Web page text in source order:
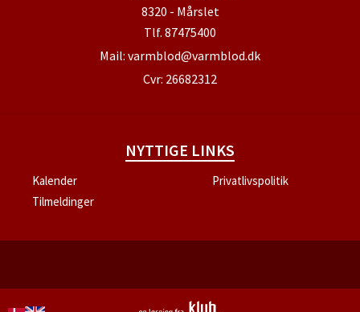
8320 - Mårslet
Tlf. 87475400
Mail: varmblod@varmblod.dk
Cvr: 26682312
NYTTIGE LINKS
Kalender
Privatlivspolitik
Tilmeldinger